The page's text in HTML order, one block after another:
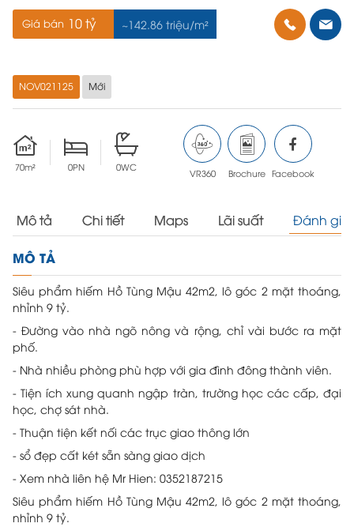
NOV021125 Mới
Giá bán 10 tỷ ~142.86 triệu/m²
70m² 0PN 0WC
VR360 Brochure Facebook
Mô tả Chi tiết Maps Lãi suất Đánh giá
MÔ TẢ
Siêu phẩm hiếm Hồ Tùng Mậu 42m2, lô góc 2 mặt thoáng,
nhỉnh 9 tỷ.
- Đường vào nhà ngõ nông và rộng, chỉ vài bước ra mặt
phố.
- Nhà nhiều phòng phù hợp với gia đình đông thành viên.
- Tiện ích xung quanh ngập tràn, trường học các cấp, đại
học, chợ sát nhà.
- Thuận tiện kết nối các trục giao thông lớn
- sổ đẹp cất két sẵn sàng giao dịch
- Xem nhà liên hệ Mr Hien: 0352187215
Siêu phẩm hiếm Hồ Tùng Mậu 42m2, lô góc 2 mặt thoáng,
nhỉnh 9 tỷ.